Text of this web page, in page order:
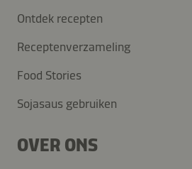
Ontdek recepten
Receptenverzameling
Food Stories
Sojasaus gebruiken
OVER ONS